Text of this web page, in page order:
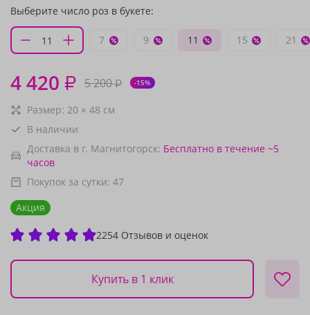
Выберите число роз в букете:
7 9 11 15 21
4 420 ₽ 5 200₽ -15%
Размер: 20 × 48 см
В наличии
Доставка в г. Магнитогорск: Бесплатно в течение ~5
часов
Покупок за сутки: 47
Акция
2254 Отзывов и оценок
Купить в 1 клик